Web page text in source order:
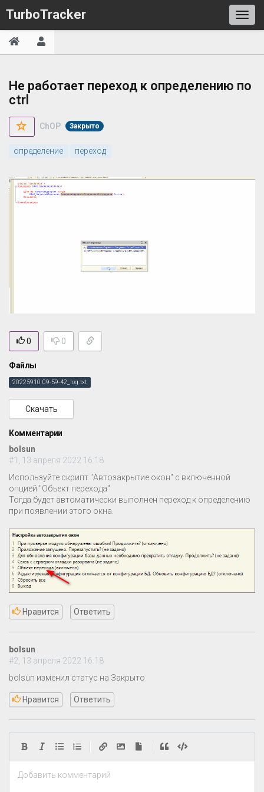
TurboTracker
Не работает переход к определению по
ctrl
ChOP Закрыто
определение переход
0 0
Файлы
20225910 09-59-42_log.txt
Скачать
Комментарии
bolsun
#1, 13 апреля 2022 16:18
Используйте скрипт "Автозакрытие окон" с включенной
опцией "Объект перехода"
Тогда будет автоматически выполнен переход к определению
при появлении этого окна.
Нравится Ответить
bolsun
#2, 13 апреля 2022 16:18
bolsun изменил статус на Закрыто
Нравится Ответить
Добавить комментарий